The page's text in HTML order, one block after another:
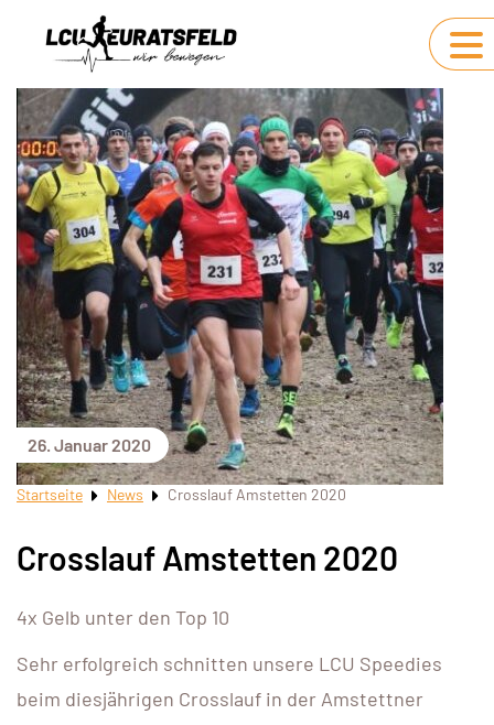
26. Januar 2020
Startseite News Crosslauf Amstetten 2020
Crosslauf Amstetten 2020
4x Gelb unter den Top 10
Sehr erfolgreich schnitten unsere LCU Speedies
beim diesjährigen Crosslauf in der Amstettner